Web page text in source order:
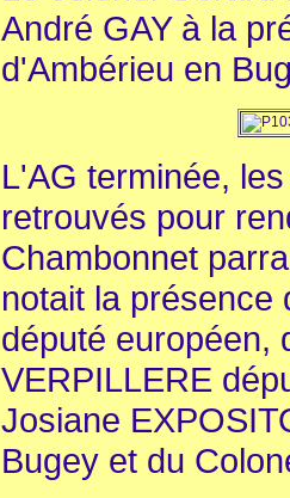
André GAY à la
d'Ambérieu en
L'AG terminée,
retrouvés pour
Chambonnet
notait la présence
député européen,
VERPILLERE
Josiane
Bugey et du